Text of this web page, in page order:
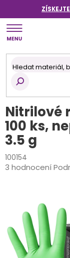
obsah
Nitrilové
100 ks,
3.5 g
100154
Průměrné
5
hvězdiček.
3 hodnocení